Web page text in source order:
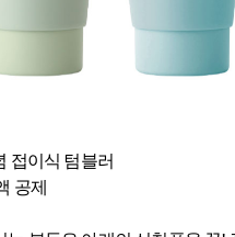
접이식 텀블러
공제